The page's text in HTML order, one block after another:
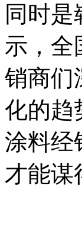
同时
示，全
销商们
化的趋
涂料经
才能谋